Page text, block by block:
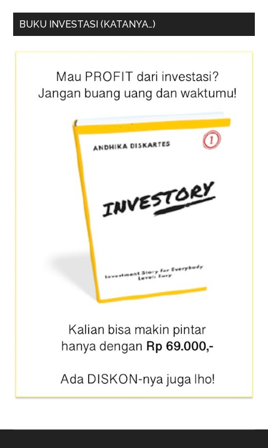
BUKU INVESTASI (KATANYA…)